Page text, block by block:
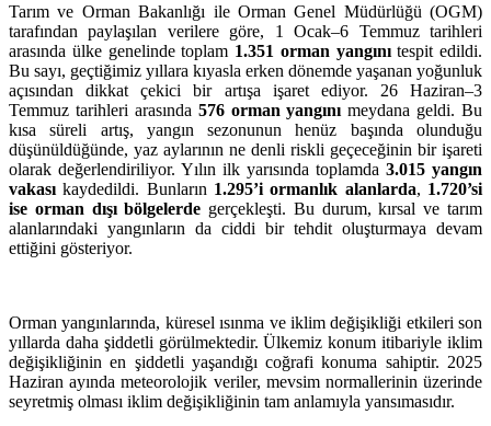
Tarım ve Orman Bakanlığı ile Orman Genel Müdürlüğü (OGM)
tarafından paylaşılan verilere göre, 1 Ocak–6 Temmuz tarihleri
arasında ülke genelinde toplam 1.351 orman yangınıtespit edildi.
Bu sayı, geçtiğimiz yıllara kıyasla erken dönemde yaşanan yoğunluk
açısından dikkat çekici bir artışa işaret ediyor. 26 Haziran–3
Temmuz tarihleri arasında 576 orman yangını meydana geldi. Bu
kısa süreli artış, yangın sezonunun henüz başında olunduğu
düşünüldüğünde, yaz aylarının ne denli riskli geçeceğinin bir işareti
olarak değerlendiriliyor. Yılın ilk yarısında toplamda 3.015 yangın
vakası kaydedildi. Bunların 1.295’i ormanlık alanlarda, 1.720’si
ise orman dışı bölgelerde gerçekleşti. Bu durum, kırsal ve tarım
alanlarındaki yangınların da ciddi bir tehdit oluşturmaya devam
ettiğini gösteriyor.
Orman yangınlarında, küresel ısınma ve iklim değişikliği etkileri son
yıllarda daha şiddetli görülmektedir. Ülkemiz konum itibariyle iklim
değişikliğinin en şiddetli yaşandığı coğrafi konuma sahiptir. 2025
Haziran ayında meteorolojik veriler, mevsim normallerinin üzerinde
seyretmiş olması iklim değişikliğinin tam anlamıyla yansımasıdır.